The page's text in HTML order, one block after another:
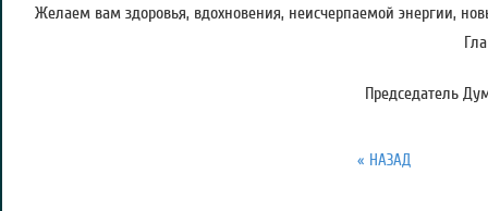
Желаем вам здоровья, вдохновения, неисчерпаемой энергии,
Председатель
« НАЗАД